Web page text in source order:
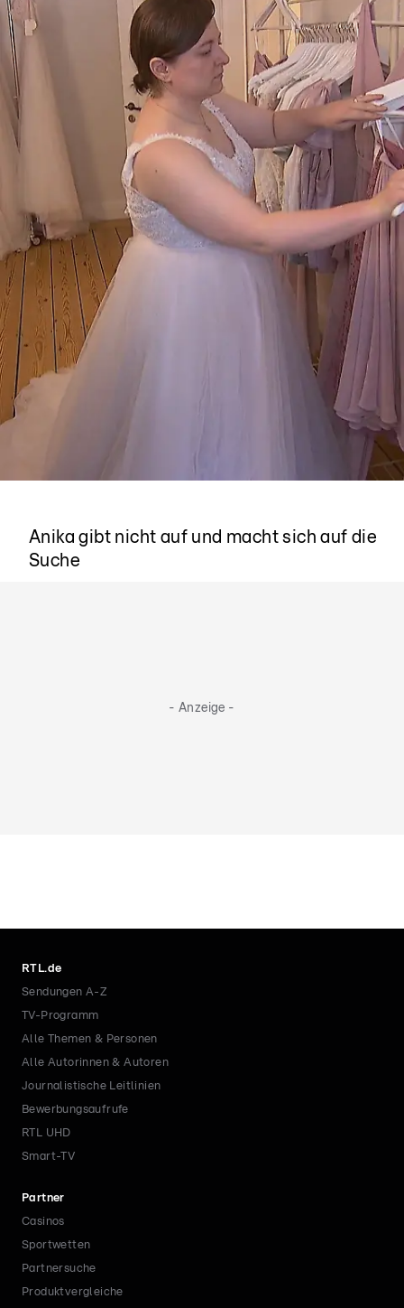
Anika gibt nicht auf und macht sich auf die
Suche
- Anzeige -
RTL.de
Sendungen A-Z
TV-Programm
Alle Themen & Personen
Alle Autorinnen & Autoren
Journalistische Leitlinien
Bewerbungsaufrufe
RTL UHD
Smart-TV
Partner
Casinos
Sportwetten
Partnersuche
Produktvergleiche